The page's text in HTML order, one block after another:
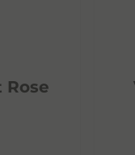
Rose